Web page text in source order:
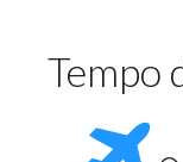
Tempo